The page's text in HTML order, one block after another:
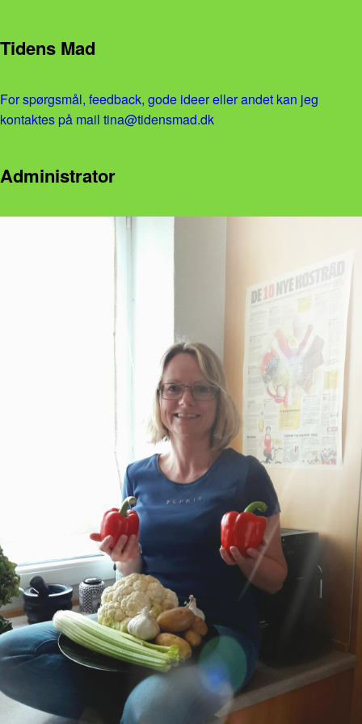
Tidens Mad
For spørgsmål, feedback, gode ideer eller andet kan jeg
kontaktes på mail tina@tidensmad.dk
Administrator